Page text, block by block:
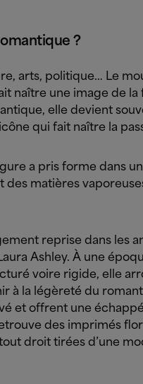
?
arts, politique… Le
naître une image de
elle devient
qui fait naître la
a pris forme dans
des matières
reprise dans les
Ashley. À une
voire rigide, elle
à la légèreté du
et offrent une
des imprimés
droit tirées d’une